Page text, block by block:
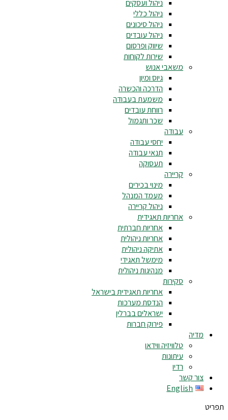
ניהול ועסקים
ניהול כללי
ניהול סיכונים
ניהול עובדים
שיווק ופרסום
שירות לקוחות
משאבי אנוש
גיוס ומיון
הדרכה והכשרה
משמעת בעבודה
רווחת עובדים
שכר ותגמול
עבודה
יחסי עבודה
תנאי עבודה
תעסוקה
קריירה
מינוי בכירים
מעמד המנהל
ניהול קריירה
אחריות תאגידית
אחריות חברתית
אחריות ניהולית
אתיקה ניהולית
מימשל תאגידי
מנהיגות ניהולית
סקירות
אחריות תאגידית בישראל
הנדסת מערכות
ישראלים בברלין
פירוק חברות
מדיה
טלוויזיה ווידאו
עיתונות
רדיו
צור קשר
English
תפריט